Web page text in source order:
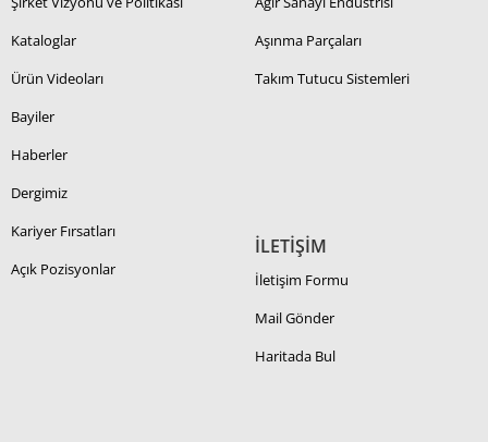
Kataloglar
Ürün Videoları
Bayiler
Haberler
Dergimiz
Kariyer Fırsatları
Açık Pozisyonlar
Aşınma Parçaları
Takım Tutucu Sistemleri
İLETİŞİM
İletişim Formu
Mail Gönder
Haritada Bul